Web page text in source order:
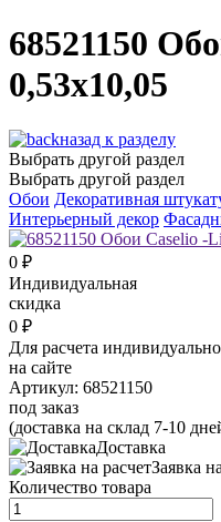
68521150
0,53х10,05
назад к разделу
Выбрать другой раздел
Выбрать другой раздел
Обои Декоративная
Интерьерный декор
0 ₽
Индивидуальная
скидка
0 ₽
Для расчета
на сайте
Артикул: 68521150
под заказ
(доставка на склад 7-10
Доставка
Заявка
Количество товара